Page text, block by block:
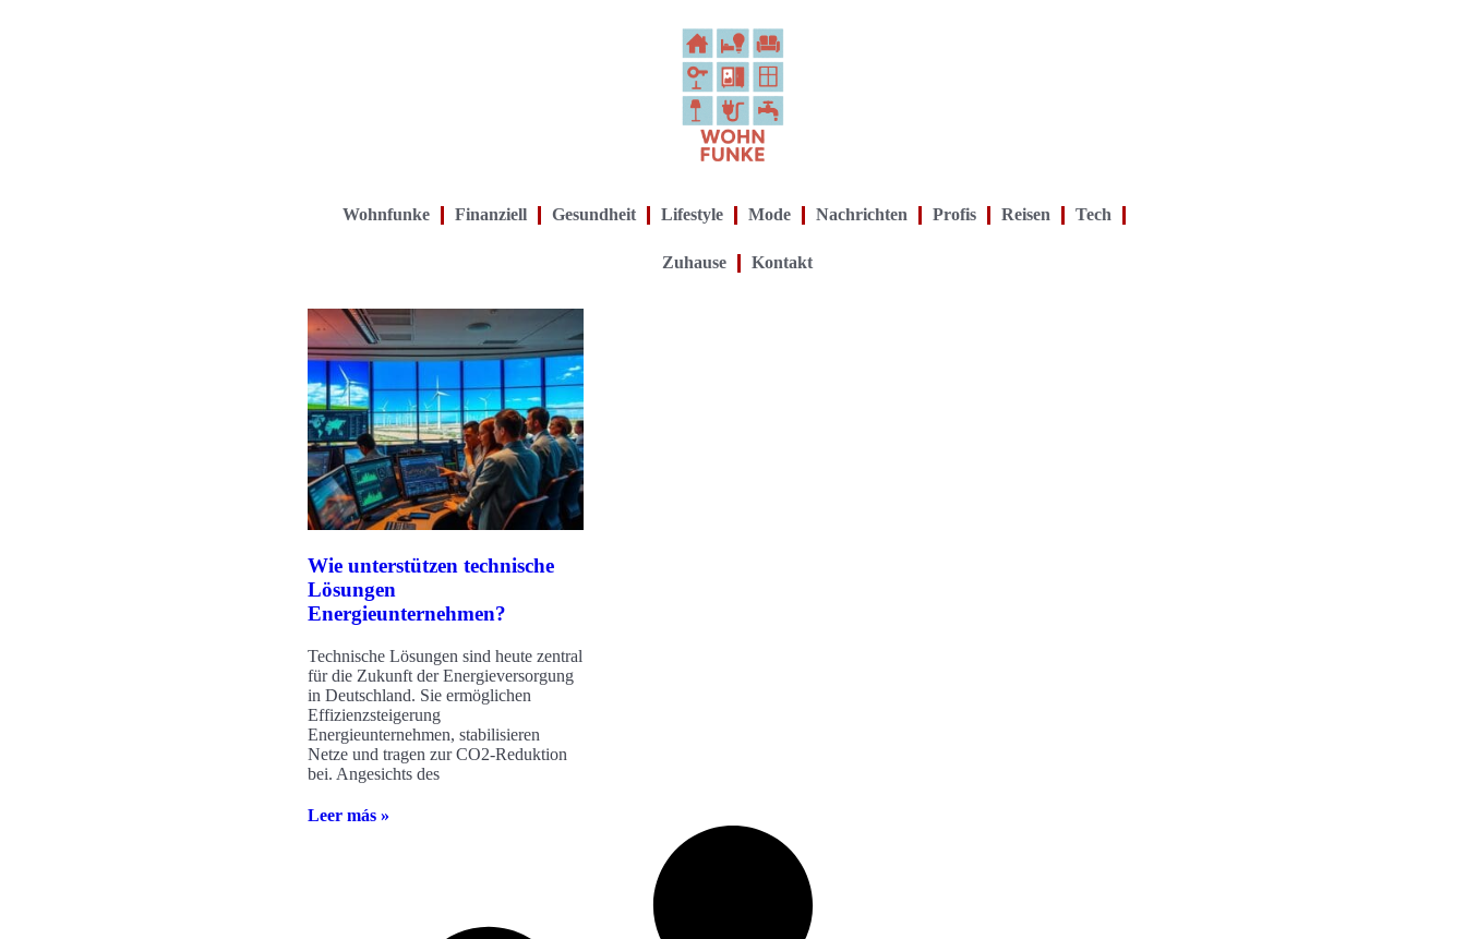
Wohnfunke Finanziell Gesundheit Lifestyle Mode Nachrichten Profis Reisen Tech
Zuhause Kontakt
Wie unterstützen technische
Lösungen
Energieunternehmen?
Technische Lösungen sind heute zentral
für die Zukunft der Energieversorgung
in Deutschland. Sie ermöglichen
Effizienzsteigerung
Energieunternehmen, stabilisieren
Netze und tragen zur CO2-Reduktion
bei. Angesichts des
Leer más »